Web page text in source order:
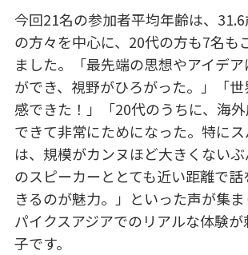
今回21名の参加者平均年齢は、
の方々を中心に、20代の方も7名も
ました。「最先端の思想やアイデ
ができ、視野がひろがった。」「
感できた！」「20代のうちに、海
できて非常にためになった。特に
は、規模がカンヌほど大きくない
のスピーカーととても近い距離で
きるのが魅力。」といった声が集
パイクスアジアでのリアルな体験
子です。